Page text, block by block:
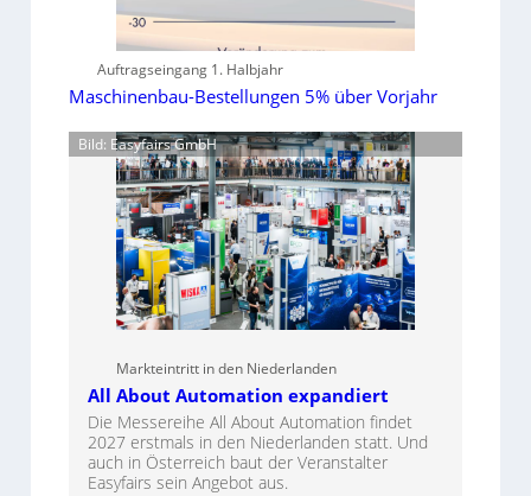
Auftragseingang 1. Halbjahr
Maschinenbau-Bestellungen 5% über Vorjahr
Bild: Easyfairs GmbH
Markteintritt in den Niederlanden
All About Automation expandiert
Die Messereihe All About Automation findet
2027 erstmals in den Niederlanden statt. Und
auch in Österreich baut der Veranstalter
Easyfairs sein Angebot aus.